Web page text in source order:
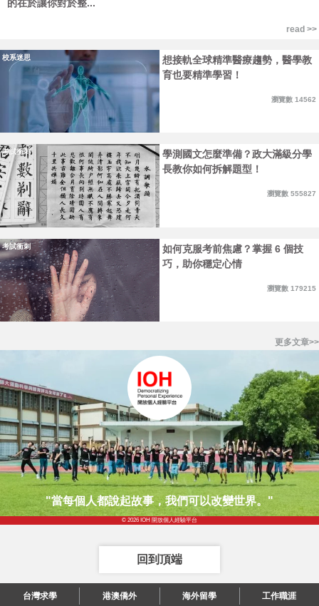
台灣求學 港澳僑外 海外留學 工作職涯
的在於讓你對於整...
read >>
校系迷思
想接軌全球精準醫療趨勢，醫學教
育也要精準學習！
瀏覽數 14562
考試衝刺
學測國文怎麼準備？政大滿級分學
長教你如何拆解題型！
瀏覽數 555827
考試衝刺
如何克服考前焦慮？掌握 6 個技
巧，助你穩定心情
瀏覽數 179215
更多文章>>
"當每個人都說起故事，我們可以改變世界。"
© 2026 IOH 開放個人經驗平台
回到頂端